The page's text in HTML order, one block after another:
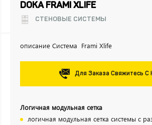
DOKA FRAMI XLIFE
СТЕНОВЫЕ СИСТЕМЫ
описание Система Frami Xlife
Для Заказа Свяжитесь С
Логичная модульная сетка
логичная модульная сетка системы с